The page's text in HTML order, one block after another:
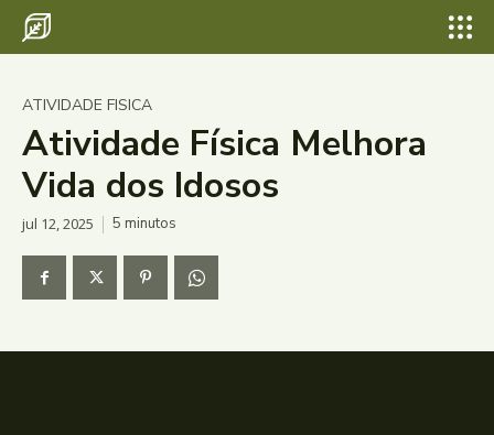
ATIVIDADE FISICA
Atividade Física Melhora
Vida dos Idosos
jul 12, 2025 5 minutos